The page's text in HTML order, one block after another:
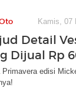
Kamis, 07
Detail
Dijual Rp
Primavera edisi